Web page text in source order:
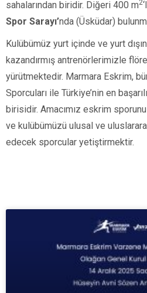
sahalarından biridir. Diğeri 400 m2
Spor Sarayı’nda (Üsküdar)
Kulübümüz yurt içinde ve yurt
kazandırmış antrenörlerimizle flöre
yürütmektedir. Marmara Eskrim,
Sporcuları ile Türkiye’nin en
birisidir. Amacımız eskrim
ve kulübümüzü ulusal ve
edecek sporcular yetiştirmektir.